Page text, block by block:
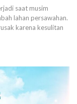
saat musim
lahan persawahan.
karena kesulitan